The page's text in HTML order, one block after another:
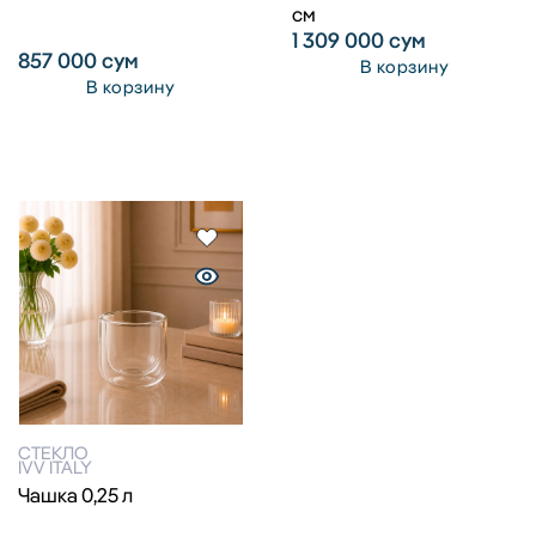
857 000сум
В корзину
см
1 309 000сум
В корзину
СТЕКЛО
IVV ITALY
Чашка 0,25 л